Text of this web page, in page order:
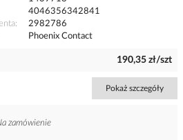
4046356342841
2982786
Phoenix Contact
190,35 zł/szt
Pokaż szczegóły
zamówienie